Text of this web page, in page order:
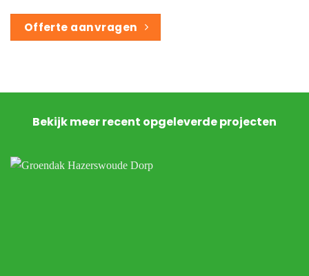
Offerte aanvragen
Bekijk meer recent opgeleverde projecten